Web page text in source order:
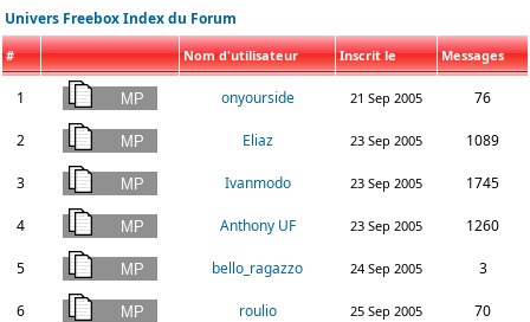
Univers Freebox Index du Forum
# Nom d'utilisateur Inscrit le Messages
1 onyourside 21 Sep 2005 76
2 Eliaz 23 Sep 2005 1089
3 Ivanmodo 23 Sep 2005 1745
4 Anthony UF 23 Sep 2005 1260
5 bello_ragazzo 24 Sep 2005 3
6 roulio 25 Sep 2005 70